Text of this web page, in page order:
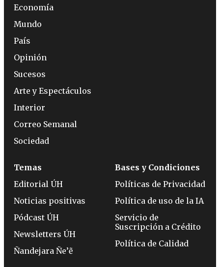
Economía
Mundo
País
Opinión
Sucesos
Arte y Espectáculos
Interior
Correo Semanal
Sociedad
Temas
Editorial ÚH
Noticias positivas
Pódcast ÚH
Newsletters ÚH
Ñandejara Ñe’ẽ
Bases y Condiciones
Políticas de Privacidad
Política de uso de la IA
Servicio de
Suscripción a Crédito
Política de Calidad